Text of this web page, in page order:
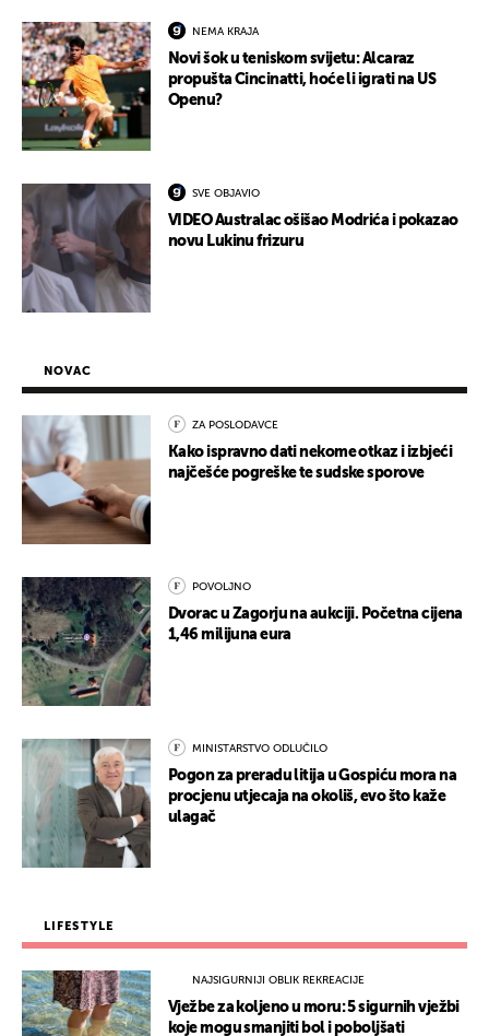
NEMA KRAJA
Novi šok u teniskom svijetu: Alcaraz
propušta Cincinatti, hoće li igrati na US
Openu?
SVE OBJAVIO
VIDEO Australac ošišao Modrića i pokazao
novu Lukinu frizuru
NOVAC
ZA POSLODAVCE
Kako ispravno dati nekome otkaz i izbjeći
najčešće pogreške te sudske sporove
POVOLJNO
Dvorac u Zagorju na aukciji. Početna cijena
1,46 milijuna eura
MINISTARSTVO ODLUČILO
Pogon za preradu litija u Gospiću mora na
procjenu utjecaja na okoliš, evo što kaže
ulagač
LIFESTYLE
NAJSIGURNIJI OBLIK REKREACIJE
Vježbe za koljeno u moru: 5 sigurnih vježbi
koje mogu smanjiti bol i poboljšati